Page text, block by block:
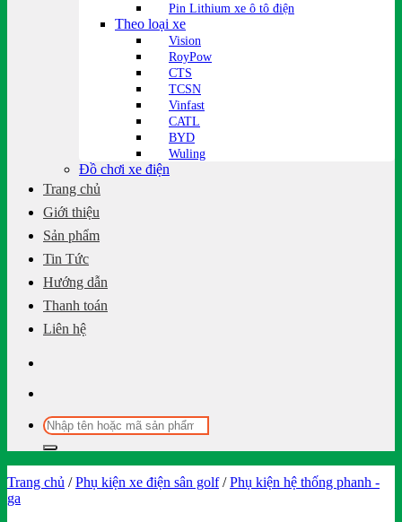
Pin Lithium xe ô tô điện
Theo loại xe
Vision
RoyPow
CTS
TCSN
Vinfast
CATL
BYD
Wuling
Đồ chơi xe điện
Trang chủ
Giới thiệu
Sản phẩm
Tin Tức
Hướng dẫn
Thanh toán
Liên hệ
Tìm
kiếm:
Trang chủ / Phụ kiện xe điện sân golf / Phụ kiện hệ thống phanh -
ga